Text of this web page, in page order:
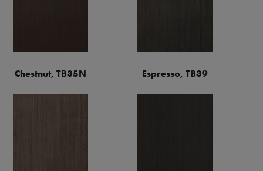
Chestnut, TB35N Espresso, TB39